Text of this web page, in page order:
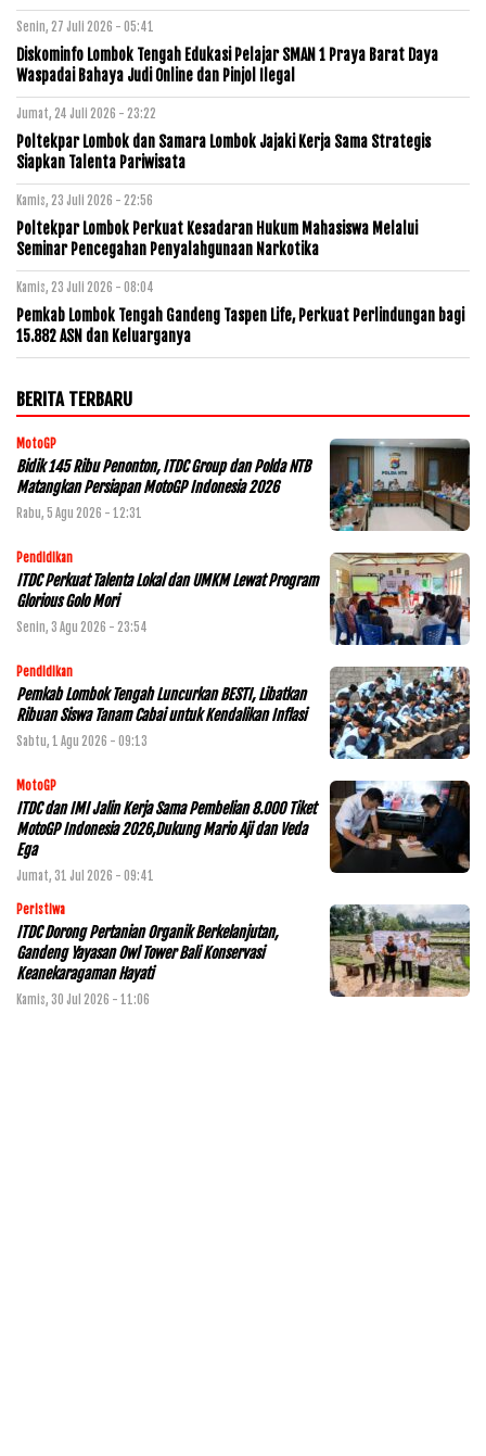
Senin, 27 Juli 2026 - 05:41
Diskominfo Lombok Tengah Edukasi Pelajar SMAN 1 Praya Barat Daya
Waspadai Bahaya Judi Online dan Pinjol Ilegal
Jumat, 24 Juli 2026 - 23:22
Poltekpar Lombok dan Samara Lombok Jajaki Kerja Sama Strategis
Siapkan Talenta Pariwisata
Kamis, 23 Juli 2026 - 22:56
Poltekpar Lombok Perkuat Kesadaran Hukum Mahasiswa Melalui
Seminar Pencegahan Penyalahgunaan Narkotika
Kamis, 23 Juli 2026 - 08:04
Pemkab Lombok Tengah Gandeng Taspen Life, Perkuat Perlindungan bagi
15.882 ASN dan Keluarganya
BERITA TERBARU
MotoGP
Bidik 145 Ribu Penonton, ITDC Group dan Polda NTB
Matangkan Persiapan MotoGP Indonesia 2026
Rabu, 5 Agu 2026 - 12:31
Pendidikan
ITDC Perkuat Talenta Lokal dan UMKM Lewat Program
Glorious Golo Mori
Senin, 3 Agu 2026 - 23:54
Pendidikan
Pemkab Lombok Tengah Luncurkan BESTI, Libatkan
Ribuan Siswa Tanam Cabai untuk Kendalikan Inflasi
Sabtu, 1 Agu 2026 - 09:13
MotoGP
ITDC dan IMI Jalin Kerja Sama Pembelian 8.000 Tiket
MotoGP Indonesia 2026,Dukung Mario Aji dan Veda
Ega
Jumat, 31 Jul 2026 - 09:41
Peristiwa
ITDC Dorong Pertanian Organik Berkelanjutan,
Gandeng Yayasan Owl Tower Bali Konservasi
Keanekaragaman Hayati
Kamis, 30 Jul 2026 - 11:06